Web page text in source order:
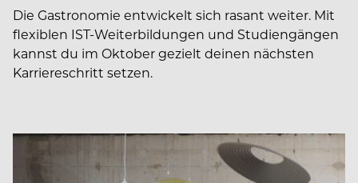
Die Gastronomie entwickelt sich rasant weiter. Mit
flexiblen IST-Weiterbildungen und Studiengängen
kannst du im Oktober gezielt deinen nächsten
Karriereschritt setzen.